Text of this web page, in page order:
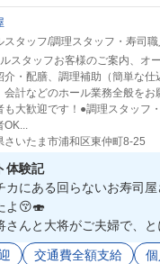
スタッフ/調理スタッフ・寿司職
スタッフお客様のご案内、オ
介・配膳、調理補助（簡単な仕
会計などのホール業務全般をお
も大歓迎です！●調理スタッフ
OK...
さいたま市浦和区東仲町8-25
体験記
カにある回らないお寿司屋
よ😚🍣
さんと大将がご夫婦で、と
んとに優しすぎるの
交通費全額支給